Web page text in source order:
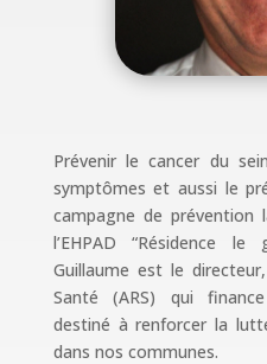
Prévenir le cancer du
symptômes et aussi le
campagne de prévention
l’EHPAD “Résidence
Guillaume est le
Santé (ARS) qui
destiné à renforcer la
dans nos communes.